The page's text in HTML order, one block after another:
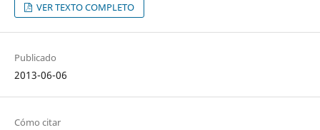
VER TEXTO COMPLETO
Publicado
2013-06-06
Cómo citar